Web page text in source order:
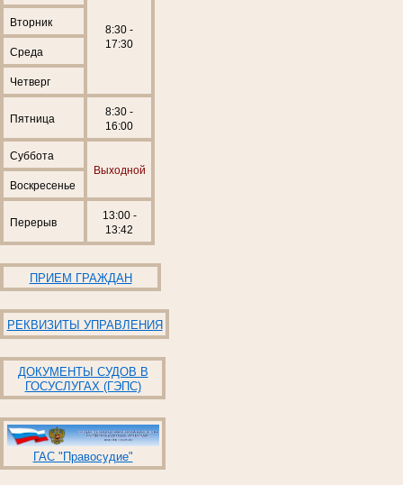
8:30 -
17:30
Вторник
Среда
Четверг
Пятница
8:30 -
16:00
Суббота
Выходной
Воскресенье
Перерыв
13:00 -
13:42
ПРИЕМ ГРАЖДАН
РЕКВИЗИТЫ УПРАВЛЕНИЯ
ДОКУМЕНТЫ СУДОВ В
ГОСУСЛУГАХ (ГЭПС)
ГАС "Правосудие"